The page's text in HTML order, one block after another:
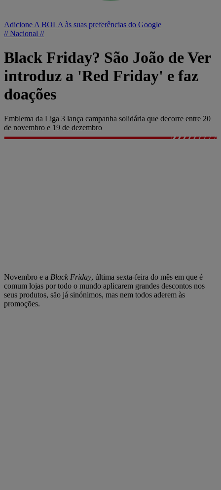
Adicione A BOLA às suas preferências do Google
// Nacional //
Black Friday? São João de Ver
introduz a 'Red Friday' e faz
doações
Emblema da Liga 3 lança campanha solidária que decorre entre 20
de novembro e 19 de dezembro
Novembro e a Black Friday, última sexta-feira do mês em que é
comum lojas por todo o mundo aplicarem grandes descontos nos
seus produtos, são já sinónimos, mas nem todos aderem às
promoções.